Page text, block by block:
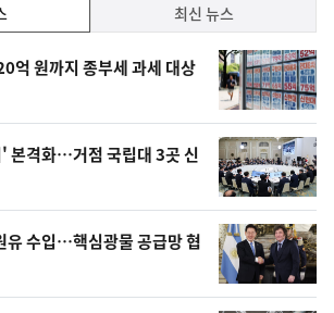
최신 뉴스
억 원까지 종부세 과세 대상
본격화…거점 국립대 3곳 신
유 수입…핵심광물 공급망 협